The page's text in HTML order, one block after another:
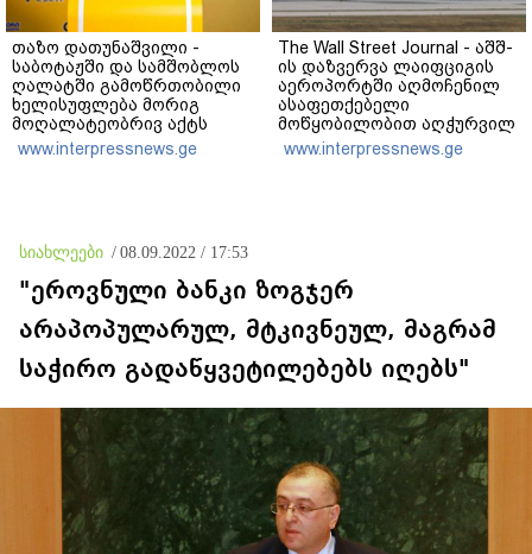
თაზო დათუნაშვილი -
საბოტაჟში და სამშობლოს
ღალატში გამოწრთობილი
ხელისუფლება მორიგ
მოღალატეობრივ აქტს
სჩადის - საბოტაჟია და
საქართველოს ინტერესების
www.interpressnews.ge
The Wall Street Journal - აშშ-
ის დაზვერვა ლაიფციგის
აეროპორტში აღმოჩენილ
ასაფეთქებელი
მოწყობილობით აღჭურვილ
დრონს რუსეთს უკავშირებს
www.interpressnews.ge
სიახლეები / 08.09.2022 / 17:53
"ეროვნული ბანკი ზოგჯერ
არაპოპულარულ, მტკივნეულ, მაგრამ
საჭირო გადაწყვეტილებებს იღებს"